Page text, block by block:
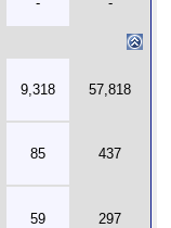
9,318 57,818
85 437
59 297